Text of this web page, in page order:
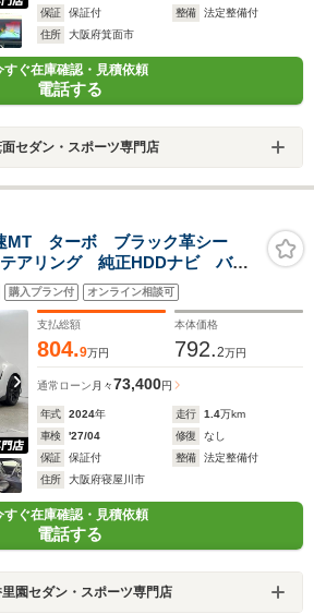
保証 保証付 整備
法定整備付
住所
大阪府箕面市
すぐ在庫確認・見積依頼
電話する
セダン・スポーツ専門店
ターボ ブラック革シー
アリング 純正HDDナビ バッ
ュセーフティ ブラインドスポ
コントロール クリアランスソ
購入プラン付 オンライン相談可
支払総額
804.9万円
本体価格
792.2万円
通常ローン 月々73,400円
年式 2024年 走行 1.4万km
車検
'27/04 修復
なし
保証
保証付 整備
法定整備付
住所
大阪府寝屋川市
すぐ在庫確認・見積依頼
電話する
園セダン・スポーツ専門店